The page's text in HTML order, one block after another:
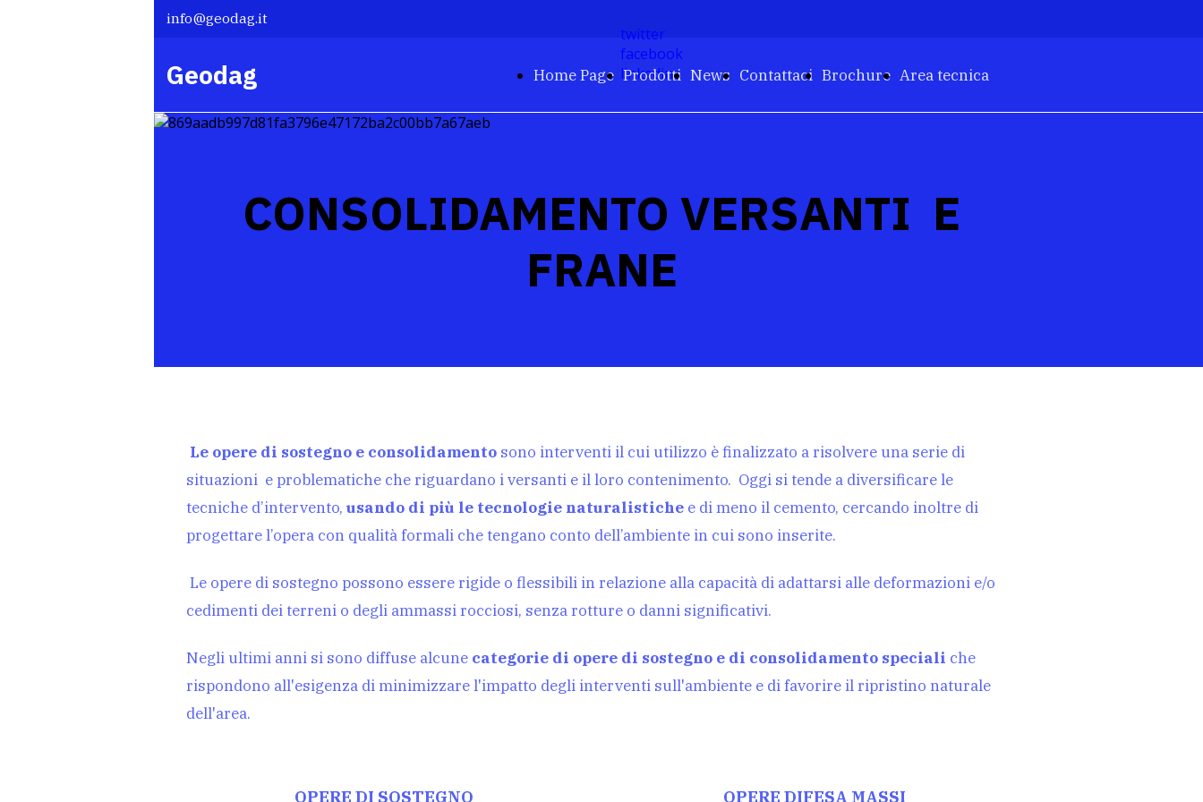
info@geodag.it
twitter
facebook
linkedin
Home Page Prodotti News Contattaci Brochure Area tecnica
Geodag
CONSOLIDAMENTO VERSANTI E
FRANE
Le opere di sostegno e consolidamento sono interventi il cui utilizzo è finalizzato a risolvere una serie di
situazioni e problematiche che riguardano i versanti e il loro contenimento. Oggi si tende a diversificare le
tecniche d’intervento, usando di più le tecnologie naturalistiche e di meno il cemento, cercando inoltre di
progettare l’opera con qualità formali che tengano conto dell’ambiente in cui sono inserite.
Le opere di sostegno possono essere rigide o flessibili in relazione alla capacità di adattarsi alle deformazioni e/o
cedimenti dei terreni o degli ammassi rocciosi, senza rotture o danni significativi.
Negli ultimi anni si sono diffuse alcune categorie di opere di sostegno e di consolidamento speciali che
rispondono all'esigenza di minimizzare l'impatto degli interventi sull'ambiente e di favorire il ripristino naturale
dell'area.
OPERE DI SOSTEGNO OPERE DIFESA MASSI